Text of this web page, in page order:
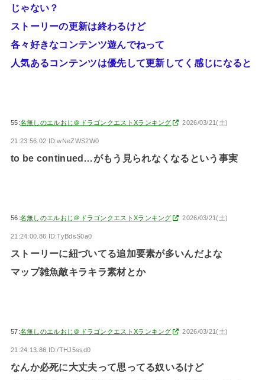
じゃない？
ストーリーの更新は終わるけど
各々好きなコンテンツ遊んでねって
人気あるコンテンツは優先して更新してく感じになると
55:名無しのエルおじ＠ドラゴンクエストXランキング 2026/03/21(土)
21:23:56.02 ID:wNeZWS2W0
to be continued…がもう見られなくなるという事実
56:名無しのエルおじ＠ドラゴンクエストXランキング 2026/03/21(土)
21:24:00.86 ID:TyBdsS0a0
ストーリーに紐づいてる追加要素が多いんだよな
マップ雑魚敵キラキラ素材とか
57:名無しのエルおじ＠ドラゴンクエストXランキング 2026/03/21(土)
21:24:13.86 ID:/THJ5ssd0
なんか必死に大丈夫って思ってる奴いるけど